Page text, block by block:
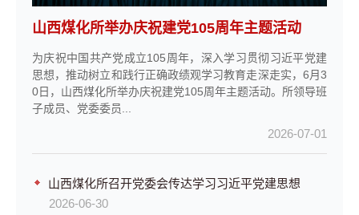
山西煤化所举办庆祝建党105周年主题活动
为庆祝中国共产党成立105周年，深入学习贯彻习近平党建
思想，推动树立和践行正确政绩观学习教育走深走实，6月3
0日，山西煤化所举办庆祝建党105周年主题活动。所领导班
子成员、党委委员...
2026-07-01
山西煤化所召开党委会传达学习习近平党建思想
2026-06-30